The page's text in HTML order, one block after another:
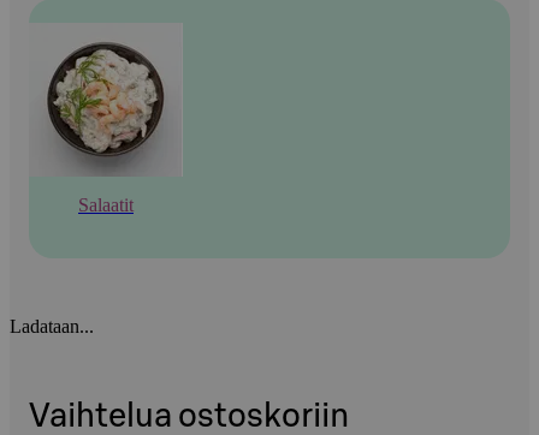
Salaatit
Ladataan...
Vaihtelua ostoskoriin